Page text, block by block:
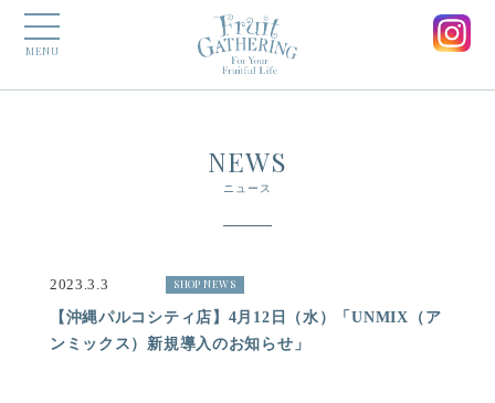
MENU
NEWS
ニュース
2023.3.3 SHOP NEWS
【沖縄パルコシティ店】4月12日（水）「UNMIX（ア
ンミックス）新規導入のお知らせ」